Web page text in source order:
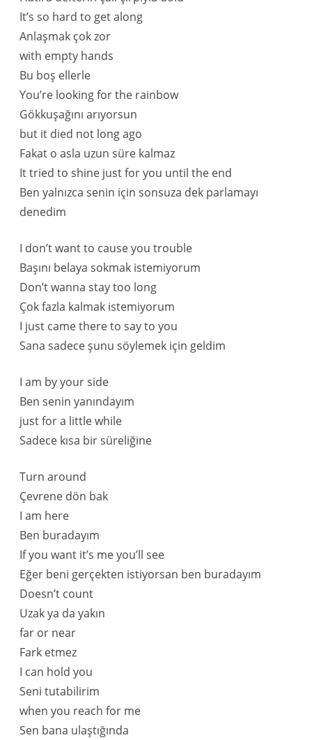
It’s so hard to get along
Anlaşmak çok zor
with empty hands
Bu boş ellerle
You’re looking for the rainbow
Gökkuşağını arıyorsun
but it died not long ago
Fakat o asla uzun süre kalmaz
It tried to shine just for you until the end
Ben yalnızca senin için sonsuza dek parlamayı
denedim
I don’t want to cause you trouble
Başını belaya sokmak istemiyorum
Don’t wanna stay too long
Çok fazla kalmak istemiyorum
I just came there to say to you
Sana sadece şunu söylemek için geldim
I am by your side
Ben senin yanındayım
just for a little while
Sadece kısa bir süreliğine
Turn around
Çevrene dön bak
I am here
Ben buradayım
If you want it’s me you’ll see
Eğer beni gerçekten istiyorsan ben buradayım
Doesn’t count
Uzak ya da yakın
far or near
Fark etmez
I can hold you
Seni tutabilirim
when you reach for me
Sen bana ulaştığında